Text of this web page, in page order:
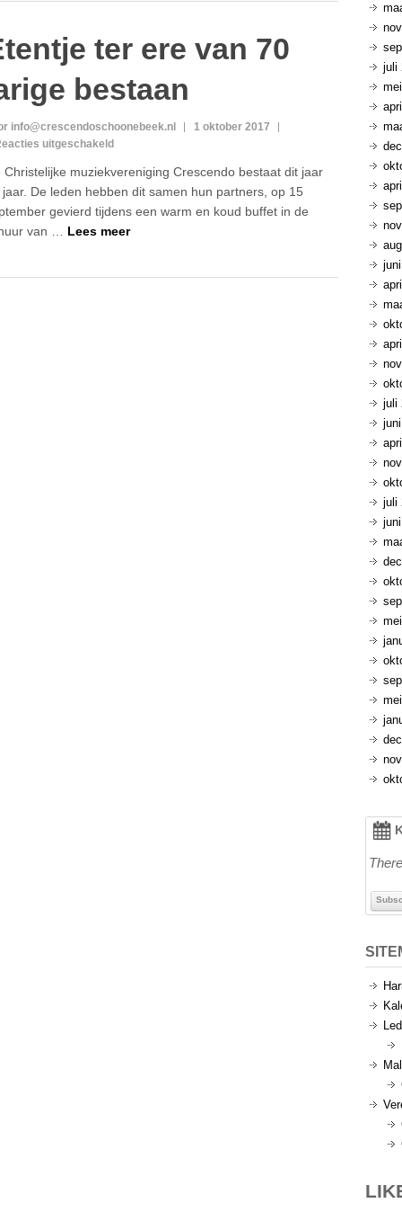
ter ere van 70
bestaan
info@crescendoschoonebeek.nl
1 oktober 2017
uitgeschakeldvoor
ter
ere
van
70
Christelijke muziekvereniging Crescendo bestaat dit jaar
De leden hebben dit samen hun partners, op 15
gevierd tijdens een warm en koud buffet in de
van … Lees meer
juli
juli
juli